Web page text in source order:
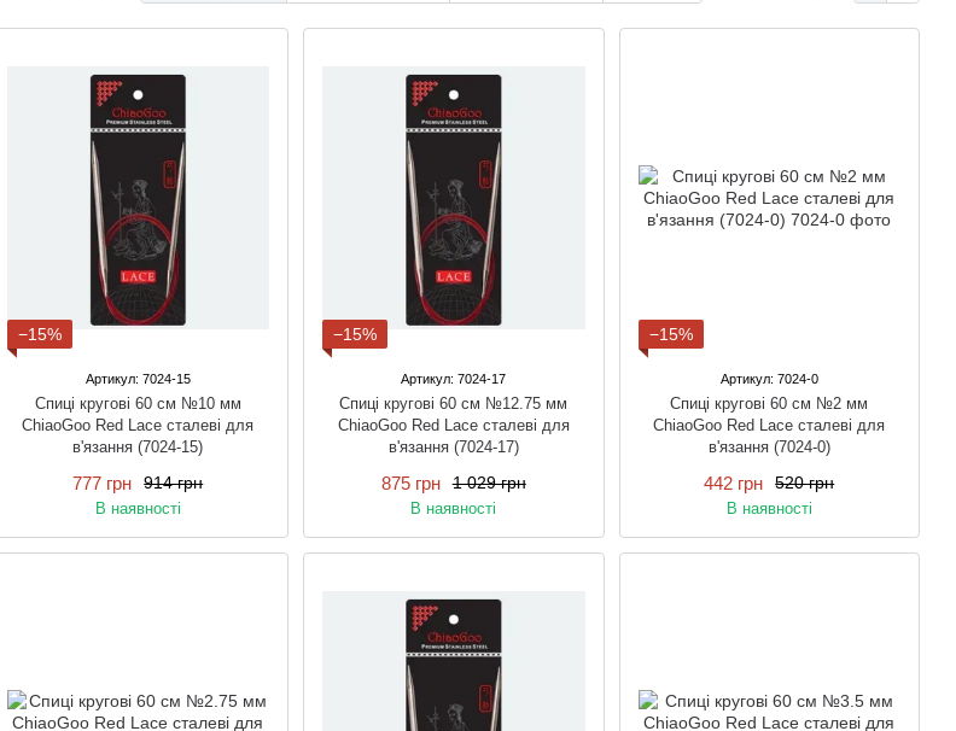
−15%
Артикул: 7024-15
Спиці кругові 60 см №10 мм
ChiaoGoo Red Lace сталеві для
в'язання (7024-15)
914 грн
777 грн
В наявності
−15%
Артикул: 7024-17
Спиці кругові 60 см №12.75 мм
ChiaoGoo Red Lace сталеві для
в'язання (7024-17)
1 029 грн
875 грн
В наявності
−15%
Артикул: 7024-0
Спиці кругові 60 см №2 мм
ChiaoGoo Red Lace сталеві для
в'язання (7024-0)
520 грн
442 грн
В наявності